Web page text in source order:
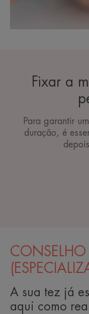
Fixar a
Para garantir
duração, é
A sua tez já
aqui como